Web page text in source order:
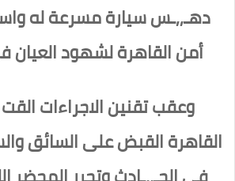
دهـ,,ـس سيارة مسرعة له
أمن القاهرة لشهود العيان
وعقب تقنين الاجراءات
القاهرة القبض على السائق